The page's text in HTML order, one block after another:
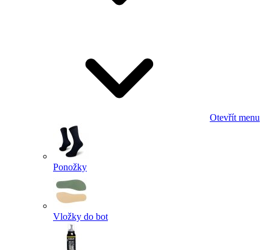
Otevřít menu
Ponožky
Vložky do bot